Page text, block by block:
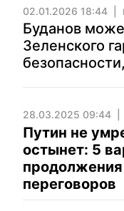
02.01.2026 18:44
Буданов
Зеленского
28.03.2025 09:44
Путин не
остынет: 5
переговоров